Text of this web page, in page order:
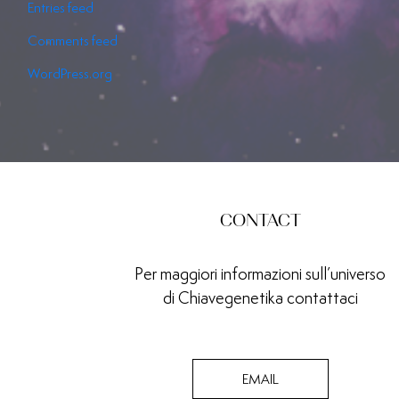
Entries feed
Comments feed
WordPress.org
CONTACT
Per maggiori informazioni sull’universo
di Chiavegenetika contattaci
EMAIL